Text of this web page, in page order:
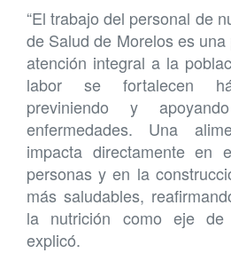
“El trabajo del personal de
de Salud de Morelos es
atención integral a la
labor se fortalecen
previniendo y
enfermedades. Una
impacta directamente en
personas y en la
más saludables,
la nutrición como eje de
explicó.